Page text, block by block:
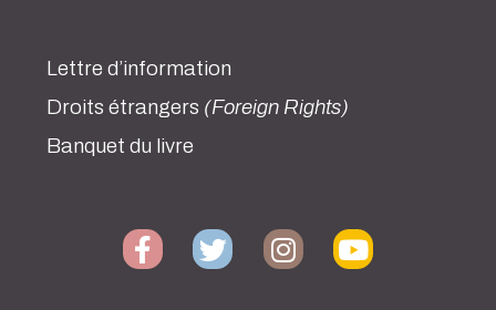
Lettre d’information
Droits étrangers (Foreign Rights)
Banquet du livre